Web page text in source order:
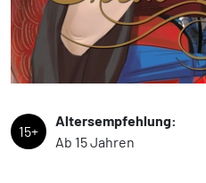
15+
Altersempfehlung:
Ab 15 Jahren